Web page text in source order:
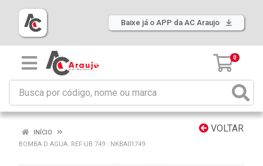
Baixe já o APP da AC Araujo
0
VOLTAR
INÍCIO
BOMBA D AGUA. REF-UB.749 : NKBA01749